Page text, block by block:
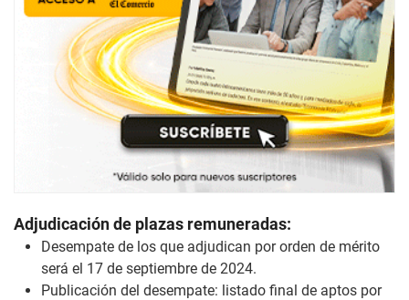
Adjudicación de plazas remuneradas:
Desempate de los que adjudican por orden de mérito
será el 17 de septiembre de 2024.
Publicación del desempate: listado final de aptos por